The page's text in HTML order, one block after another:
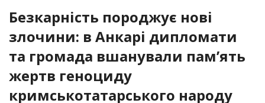
Безкарність породжує нові
злочини: в Анкарі дипломати
та громада вшанували пам’ять
жертв геноциду
кримськотатарського народу